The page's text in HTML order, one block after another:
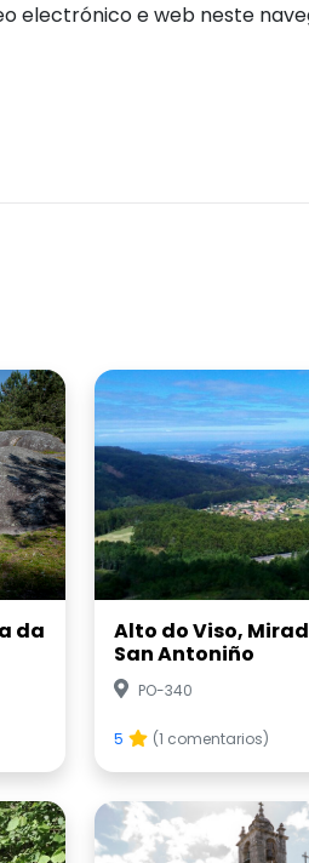
electrónico e web neste
da
Alto do Viso,
San Antoniño
PO-340
5 (1 comentarios)